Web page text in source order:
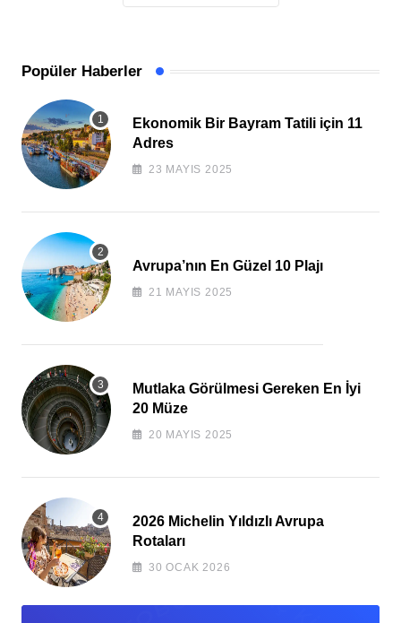
Popüler Haberler
Ekonomik Bir Bayram Tatili için 11
Adres
23 MAYIS 2025
Avrupa’nın En Güzel 10 Plajı
21 MAYIS 2025
Mutlaka Görülmesi Gereken En İyi
20 Müze
20 MAYIS 2025
2026 Michelin Yıldızlı Avrupa
Rotaları
30 OCAK 2026